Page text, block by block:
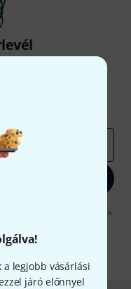
a legjobb vásárlási
járó előnnyel
és kis
hogy e-mailben küldjünk
-ben talál.